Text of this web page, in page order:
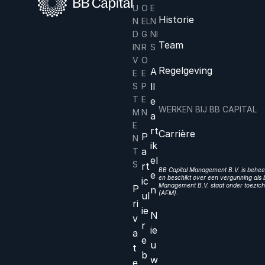
U
N
D
IN
V
E
S
T
M
E
N
T
S
P
ri
v
a
t
O
EL
G
R
O
E
P
E
N
P
a
rt
ic
ul
ie
r
e
b
E
N
NI
S
A
ll
e
a
rt
ik
el
e
n
N
ie
u
w
Historie
Team
Regelgeving
WERKEN BIJ BB CAPITAL
Carrière
BB Capital Management B.V. is
en beschikt over een vergunning als
Management B.V. staat onder
(AFM).